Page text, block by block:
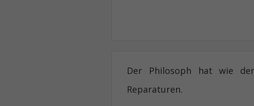
Der Philosoph hat wie
Reparaturen.